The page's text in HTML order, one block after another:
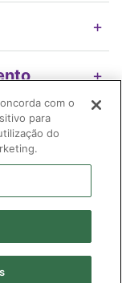
+
+
S/A | Extrafarma |
Braz Leme, 2175 -
com o
para
do